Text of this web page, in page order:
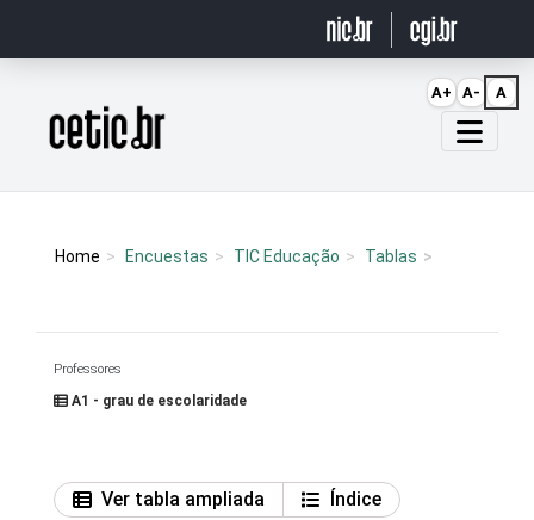
Página inicial
Home Encuestas TIC Educação Tablas
Professores
A1 - grau de escolaridade
Ver tabla ampliada
Índice
A+ A- A